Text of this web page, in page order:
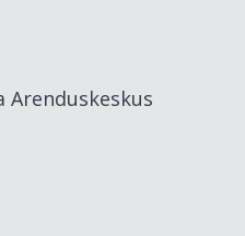
Arenduskeskus